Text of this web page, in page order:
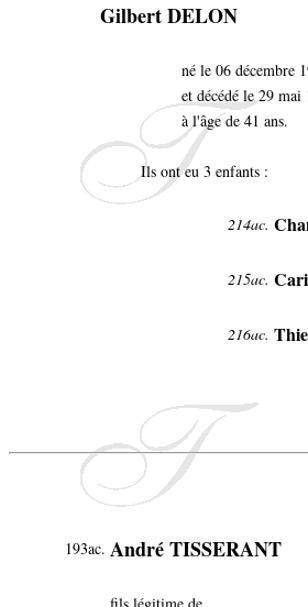
Gilbert DELON
né le 06 décembre
et décédé le 29
à l'âge de 41 ans.
Ils ont eu 3 enfants :
214ac.
215ac.
216ac.
193ac. André TISSERANT